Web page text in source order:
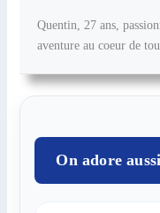
Quentin, 27 ans,
aventure au coeur de
On adore